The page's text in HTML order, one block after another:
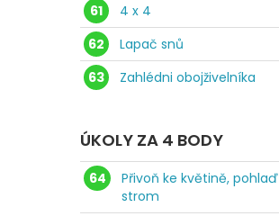
61
4 x 4
62
Lapač snů
63
Zahlédni obojživelníka
ÚKOLY ZA 4 BODY
64
Přivoň ke květině, pohlaď
strom